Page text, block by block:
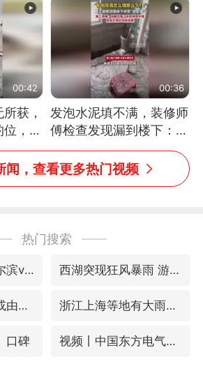
教！
00:42
获，
，用
00:36
发泡水泥填不满，装修师
傅检查发现漏到楼下：出
风口未延伸到外墙
闻，查看更多热门视频
热门搜索
直击东北超：哈尔滨vs通辽 西湖突现狂风暴雨 游客瞬间被浇透
香港宏福苑火灾或由烟头引起 浙江上海等地有大雨或暴雨
口碑 视频丨中国东方电气集团原党组副书记、董事宋致远被查